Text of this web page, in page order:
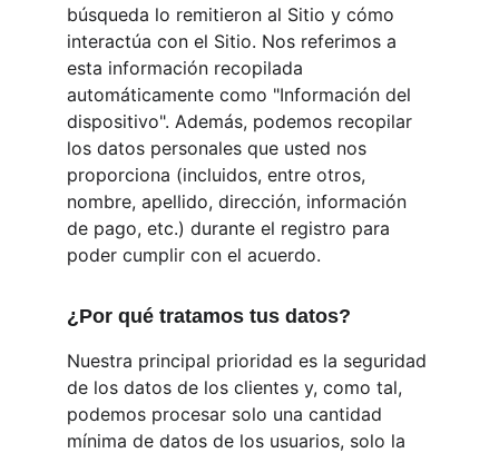
búsqueda lo remitieron al Sitio y cómo
interactúa con el Sitio. Nos referimos a
esta información recopilada
automáticamente como "Información del
dispositivo". Además, podemos recopilar
los datos personales que usted nos
proporciona (incluidos, entre otros,
nombre, apellido, dirección, información
de pago, etc.) durante el registro para
poder cumplir con el acuerdo.
¿Por qué tratamos tus datos?
Nuestra principal prioridad es la seguridad
de los datos de los clientes y, como tal,
podemos procesar solo una cantidad
mínima de datos de los usuarios, solo la